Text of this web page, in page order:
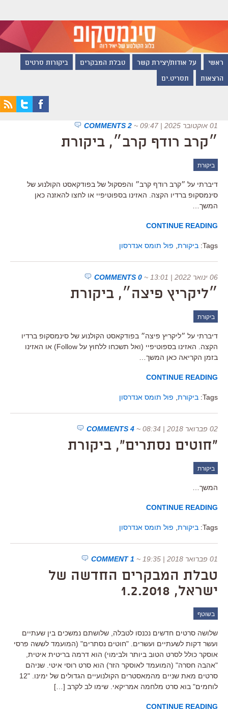
ראשי על אודות/יצירת קשר טבלת המבקרים ביקורות סרטים
הרצאות תסריט.ים
01 אוקטובר 2025 | 09:47 ~
2 COMMENTS
״קרב רודף קרב״, ביקורת
ביקורת
דיברתי על ״קרב רודף קרב״ והפסקול של בפודקאסט הקולנוע של
סינמסקופ ברדיו הקצה. האזינו בספוטיפיי או לחצו להאזנה כאן
המשך…
CONTINUE READING
Tags: ביקורת פול תומס אנדרסון
06 ינואר 2022 | 13:01 ~
0 COMMENTS
״ליקריץ פיצה״, ביקורת
ביקורת
דיברתי על ״ליקריץ פיצה״ בפודקאסט הקולנוע של סינמסקופ ברדיו
הקצה. האזינו בספוטיפיי (ואל תשכחו ללחוץ על Follow) או האזינו
בזמן הקריאה כאן המשך…
CONTINUE READING
Tags: ביקורת פול תומס אנדרסון
02 פברואר 2018 | 08:34 ~
4 COMMENTS
"חוטים נסתרים", ביקורת
ביקורת
המשך…
CONTINUE READING
Tags: ביקורת פול תומס אנדרסון
01 פברואר 2018 | 19:35 ~
1 COMMENT
טבלת המבקרים החדשה של
ישראל, 1.2.2018
בשוטף
שלושה סרטים חדשים נכנסו לטבלה, שלושתם נמשכים בין שעתיים
ועשר דקות לשעתיים ועשרים. "חוטים נסתרים" (המועמד לששה פרסי
אוסקר כולל לסרט הטוב ביותר ולבימוי) הוא דרמה בריטית איטית,
"אהבה חסרה" (המועמד לאוסקר הזר) הוא סרט רוסי איטי. שניהם
סרטים מאת שניים מהמאסטרים הקולנועיים הגדולים של ימינו. "12
לוחמים" בוא סרט מלחמה אמריקאי. שימו לב לקרב […]
CONTINUE READING